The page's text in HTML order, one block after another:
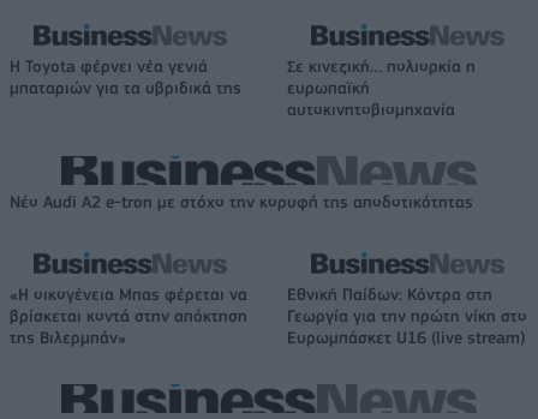
Η Toyota φέρνει νέα γενιά
μπαταριών για τα υβριδικά της
Σε κινεζική… πολιορκία η
ευρωπαϊκή
αυτοκινητοβιομηχανία
Νέο Audi A2 e-tron με στόχο την κορυφή της αποδοτικότητας
«Η οικογένεια Μπας φέρεται να
βρίσκεται κοντά στην απόκτηση
της Βιλερμπάν»
Εθνική Παίδων: Κόντρα στη
Γεωργία για την πρώτη νίκη στο
Ευρωμπάσκετ U16 (live stream)